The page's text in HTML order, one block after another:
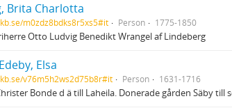
Brita Charlotta
m0zdz8bdks8r5xs5#it Person 1775-1850
Otto Ludvig Benedikt Wrangel af Lindeberg
Elsa
v76m5h2ws2d75b8r#it Person 1631-1716
Bonde d ä till Laheila. Donerade gården Säby till